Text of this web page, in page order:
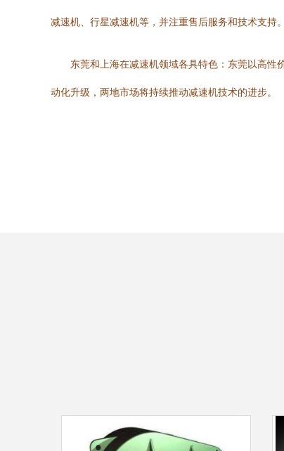
减速机、行星减速机等，并注重售后服务和技术支持
东莞和上海在减速机领域各具特色：东莞以高性
动化升级，两地市场将持续推动减速机技术的进步。